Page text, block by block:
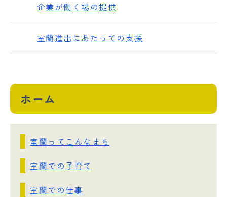
企業が働く場の提供
室蘭進出にあたっての支援
ホーム
室蘭ってこんなまち
室蘭での子育て
室蘭での仕事